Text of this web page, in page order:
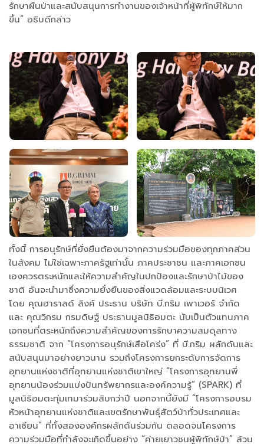
รักษาผืนป่าและสนับสนุนการทำงานของเจ้าหน้าที่ผู้พิทักษ์ให้มาก
ขึ้น” อธิบดีกล่าว
ทั้งนี้ การอนุรักษ์ที่ยั่งยืนต้องมาจากความร่วมมือของทุกภาคส่วน
ในสังคม ไม่ใช่เฉพาะภาครัฐเท่านั้น ภาคประชาชน และภาคเอกชน
เองควรตระหนักและให้ความสำคัญในปกป้องและรักษาป่าไม้ของ
ชาติ อันจะนำมาซึ่งความยั่งยืนของสิ่งแวดล้อมและระบบนิเวศ
โดย คุณฮาราลด์ ลิงค์ ประธาน บริษัท บี.กริม เพาเวอร์ จำกัด
และ คุณวิกรม กรมดิษฐ์ ประธานมูลนิธิอมตะ นับเป็นตัวแทนภาค
เอกชนที่ตระหนักถึงความสำคัญของการรักษาความสมดุลทาง
ธรรมชาติ จาก “โครงการอนุรักษ์เสือโคร่ง” ที่ บี.กริม ผลักดันและ
สนับสนุนมาอย่างยาวนาน รวมถึงโครงการยกระดับการจัดการ
อุทยานแห่งชาติที่อุทยานแห่งชาติเขาใหญ่ “โครงการอุทยานพี่
อุทยานน้องร่วมแบ่งปันทรัพยากรและองค์ความรู้” (SPARK) ที่
มูลนิธิอมตะทุ่มเทมาร่วมสิบกว่าปี นอกจากนี้ยังมี “โครงการอบรม
หัวหน้าอุทยานแห่งชาติและเขตรักษาพันธุ์สัตว์ป่าทั่วประเทศและ
อาเซียน” ที่ทั้งสององค์กรผลักดันร่วมกัน ตลอดจนโครงการ
ความร่วมมือที่กำลังจะเกิดขึ้นอย่าง “ค่ายเยาวชนผู้พิทักษ์ป่า” ล้วน